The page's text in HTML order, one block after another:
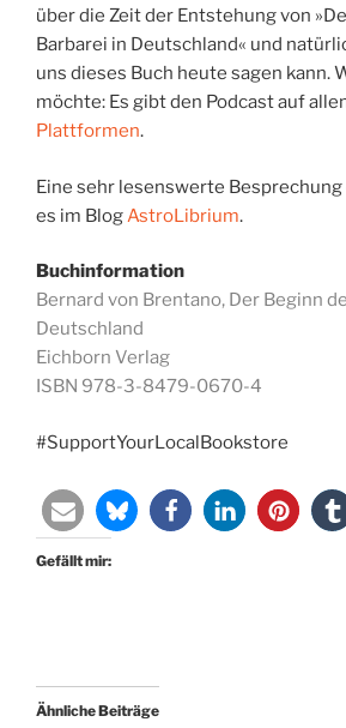
über die Zeit der Entstehung von
Barbarei in Deutschland« und
uns dieses Buch heute sagen kann.
möchte: Es gibt den Podcast auf
Plattformen.
Eine sehr lesenswerte
es im Blog AstroLibrium.
Buchinformation
Bernard von Brentano, Der Beginn
Deutschland
Eichborn Verlag
ISBN 978-3-8479-0670-4
#SupportYourLocalBookstore
Gefällt mir:
Ähnliche Beiträge